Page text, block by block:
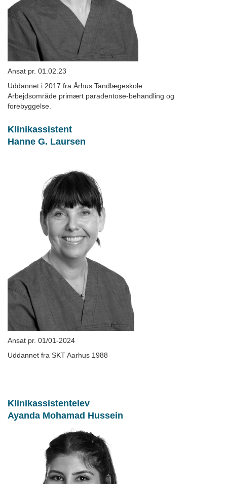
Ansat pr. 01.02.23
Uddannet i 2017 fra Århus Tandlægeskole
Arbejdsområde primært paradentose-behandling og
forebyggelse.
Klinikassistent
Hanne G. Laursen
Ansat pr. 01/01-2024
Uddannet fra SKT Aarhus 1988
Klinikassistentelev
Ayanda Mohamad Hussein